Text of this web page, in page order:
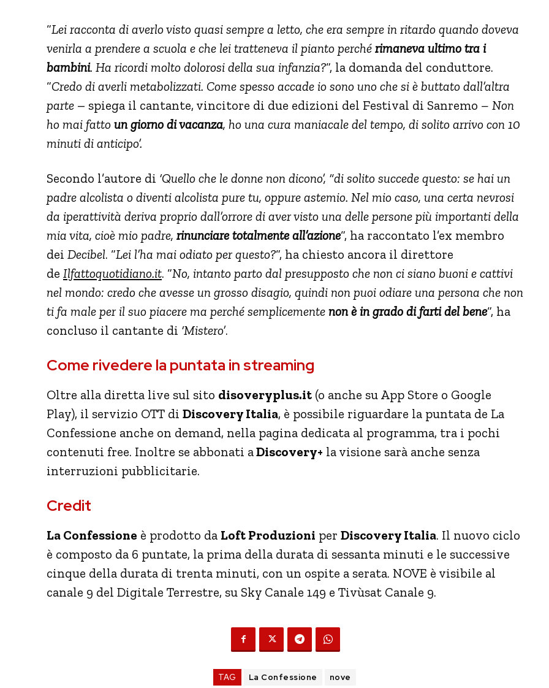
“Lei racconta di averlo visto quasi sempre a letto, che era sempre in ritardo quando doveva
venirla a prendere a scuola e che lei tratteneva il pianto perché rimaneva ultimo tra i
bambini. Ha ricordi molto dolorosi della sua infanzia?“, la domanda del conduttore.
“Credo di averli metabolizzati. Come spesso accade io sono uno che si è buttato dall’altra
parte – spiega il cantante, vincitore di due edizioni del Festival di Sanremo – Non
ho mai fatto un giorno di vacanza, ho una cura maniacale del tempo, di solito arrivo con 10
minuti di anticipo’.
Secondo l’autore di ‘Quello che le donne non dicono’, “di solito succede questo: se hai un
padre alcolista o diventi alcolista pure tu, oppure astemio. Nel mio caso, una certa nevrosi
da iperattività deriva proprio dall’orrore di aver visto una delle persone più importanti della
mia vita, cioè mio padre, rinunciare totalmente all’azione“, ha raccontato l’ex membro
dei Decibel. “Lei l’ha mai odiato per questo?“, ha chiesto ancora il direttore
de Ilfattoquotidiano.it. “No, intanto parto dal presupposto che non ci siano buoni e cattivi
nel mondo: credo che avesse un grosso disagio, quindi non puoi odiare una persona che non
ti fa male per il suo piacere ma perché semplicemente non è in grado di farti del bene“, ha
concluso il cantante di ‘Mistero’.
Come rivedere la puntata in streaming
Oltre alla diretta live sul sito disoveryplus.it (o anche su App Store o Google
Play), il servizio OTT di Discovery Italia, è possibile riguardare la puntata de La
Confessione anche on demand, nella pagina dedicata al programma, tra i pochi
contenuti free. Inoltre se abbonati aDiscovery+ la visione sarà anche senza
interruzioni pubblicitarie.
Credit
La Confessione è prodotto da Loft Produzioni per Discovery Italia. Il nuovo ciclo
è composto da 6 puntate, la prima della durata di sessanta minuti e le successive
cinque della durata di trenta minuti, con un ospite a serata. NOVE è visibile al
canale 9 del Digitale Terrestre, su Sky Canale 149 e Tivùsat Canale 9.
TAG La Confessione nove